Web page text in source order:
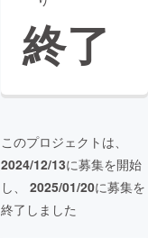
終了
このプロジェクトは、
2024/12/13に募集を開始
し、 2025/01/20に募集を
終了しました